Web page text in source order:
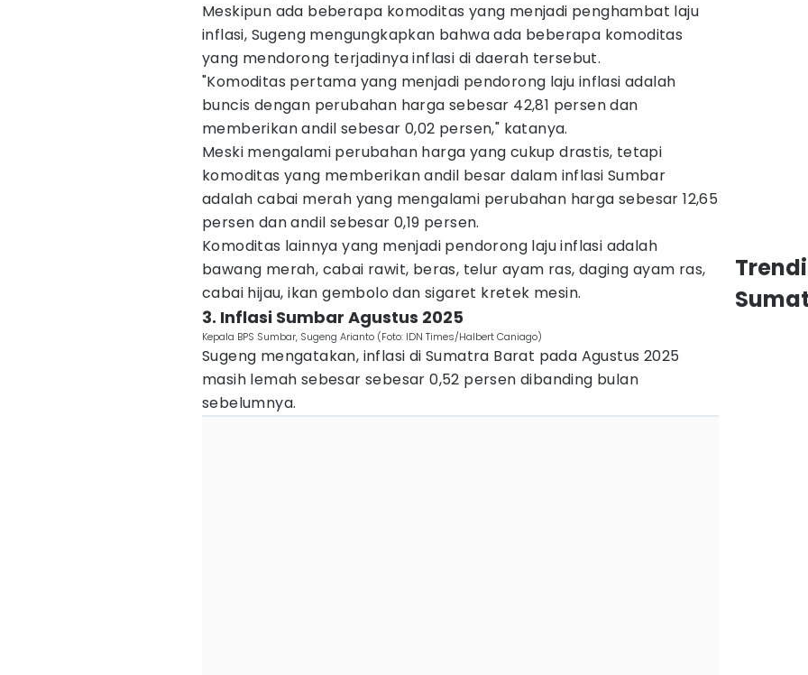
Meskipun ada beberapa komoditas yang menjadi penghambat laju
inflasi, Sugeng mengungkapkan bahwa ada beberapa komoditas
yang mendorong terjadinya inflasi di daerah tersebut.
"Komoditas pertama yang menjadi pendorong laju inflasi adalah
buncis dengan perubahan harga sebesar 42,81 persen dan
memberikan andil sebesar 0,02 persen," katanya.
Meski mengalami perubahan harga yang cukup drastis, tetapi
komoditas yang memberikan andil besar dalam inflasi Sumbar
adalah cabai merah yang mengalami perubahan harga sebesar 12,65
persen dan andil sebesar 0,19 persen.
Komoditas lainnya yang menjadi pendorong laju inflasi adalah
bawang merah, cabai rawit, beras, telur ayam ras, daging ayam ras,
cabai hijau, ikan gembolo dan sigaret kretek mesin.
3. Inflasi Sumbar Agustus 2025
Kepala BPS Sumbar, Sugeng Arianto (Foto: IDN Times/Halbert Caniago)
Sugeng mengatakan, inflasi di Sumatra Barat pada Agustus 2025
masih lemah sebesar sebesar 0,52 persen dibanding bulan
sebelumnya.